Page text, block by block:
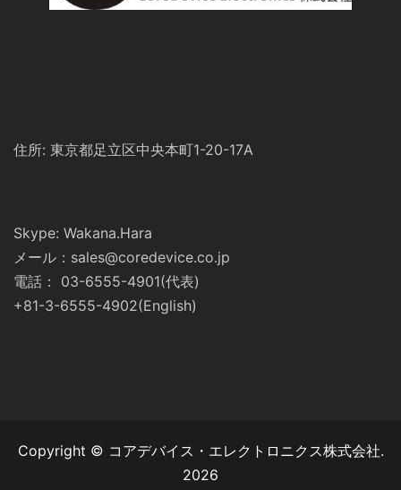
住所: 東京都足立区中央本町1-20-17A
Skype: Wakana.Hara
メール：sales@coredevice.co.jp
電話： 03-6555-4901(代表)
+81-3-6555-4902(English)
Copyright © コアデバイス・エレクトロニクス株式会社.
2026